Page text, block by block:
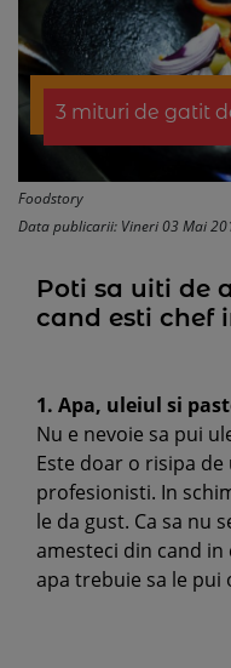
3 mituri de gatit
Foodstory
Data publicarii: Vineri 03 Mai
Poti sa uiti de
cand esti chef
1. Apa, uleiul si
Nu e nevoie sa pui
Este doar o risipa
profesionisti. In
le da gust. Ca sa nu
amesteci din cand in
apa trebuie sa le pui